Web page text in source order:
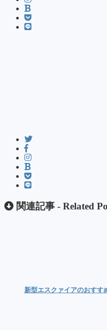
関連記事 - Related
新型エスクァイアのおすす